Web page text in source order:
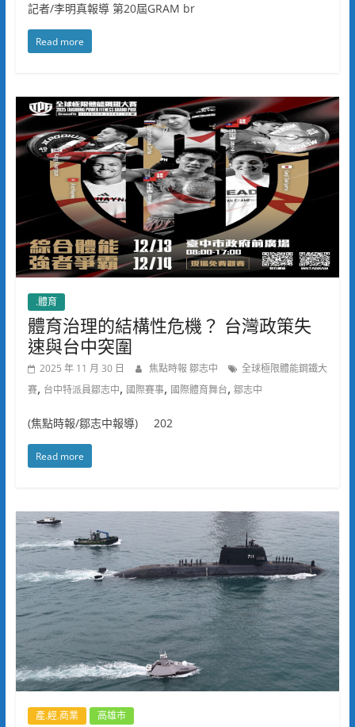
記者/李明真報導 第20屆GRAM br
Read more
.體育
體育治理的結構性危機？ 台灣政策失
速與台中突圍
2025 年 11 月 30 日 焦點時報 鄒志中
全球極限體能鋼鐵大
賽, 台中特派員鄒志中, 國際賽事, 國際體育舞台, 鄒志中
(焦點時報/鄒志中報導) 202
Read more
產.經.商業 高雄市